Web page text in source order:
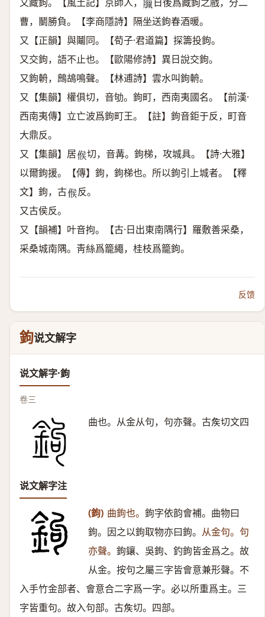
𦡳
曹，鬭勝負。【李商隱詩】隔坐送鉤春酒暖。
又【正韻】與鬮同。【荀子·君道篇】探籌投鉤。
又交鉤，語不止也。【歐陽修詩】異日說交鉤。
又鉤輈，鷓鴣鳴聲。【林逋詩】雲水叫鉤輈。
又【集韻】權俱切，音劬。鉤町，西南夷國名。【前漢·
西南夷傳】立亡波爲鉤町王。【註】鉤音鉅于反，町音
大鼎反。
又【集韻】居𠋫 切，音冓。鉤梯，攻城具。【詩·大雅】
以爾鉤援。【傳】鉤，鉤梯也。所以鉤引上城者。【釋
文】鉤，古𠋫 反。
又古侯反。
又【韻補】叶音拘。【古·日出東南隅行】羅敷善采桑，
采桑城南隅。靑絲爲籠繩，桂枝爲籠鉤。
反馈
鉤说文解字
说文解字·鉤
卷三
曲也。从金从句，句亦聲。古矦切文四
说文解字注
(鉤) 曲鉤也。 鉤字依韵會補。曲物曰
鉤。因之以鉤取物亦曰鉤。 从金句。句
亦聲。 鉤鑲、吳鉤、釣鉤皆金爲之。故
从金。按句之屬三字皆會意兼形聲。不
入手竹金部者、會意合二字爲一字。必以所重爲主。三
字皆重句。故入句部。古矦切。四部。